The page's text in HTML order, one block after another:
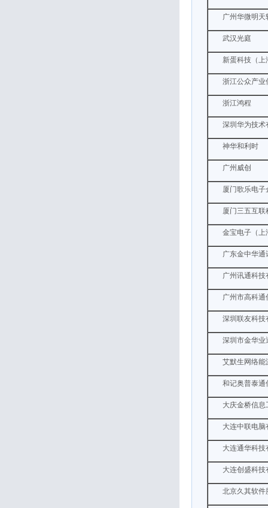
广州华微明
武汉光庭
新蛋科技（
浙江公众产业
浙江鸿程
深圳华为技术
神华和利时
广州威创
厦门歌乐电
厦门三五互
金宝电子（上
广东金中华
广州讯通科技
广州市高科
深圳联友科技
深圳市金华业
艾默生网络能
和记奥普泰通
大庆金桥信
大连中联电脑
大连通华科技
大连创盛科技
北京久其软件